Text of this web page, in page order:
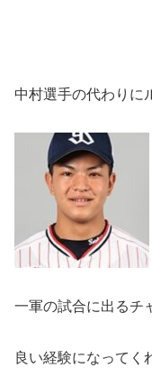
中村選手の代わりに
一軍の試合に出るチ
良い経験になってく